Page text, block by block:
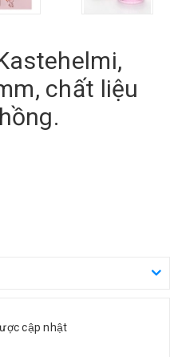
chất liệu
cập nhật